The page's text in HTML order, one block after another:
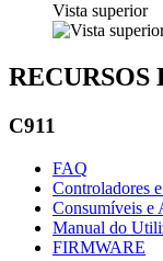
Vista superior
RECURSOS
C911
FAQ
Controladores
Consumíveis e
Manual do
FIRMWARE